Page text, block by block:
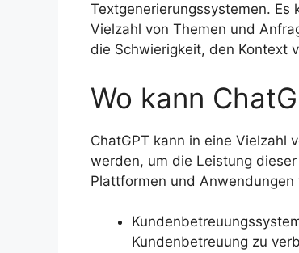
Textgenerierungssystemen.
Vielzahl von Themen und
die Schwierigkeit, den Kontext
Wo kann
ChatGPT kann in eine Vielzahl
werden, um die Leistung
Plattformen und
Kundenbetreuung zu